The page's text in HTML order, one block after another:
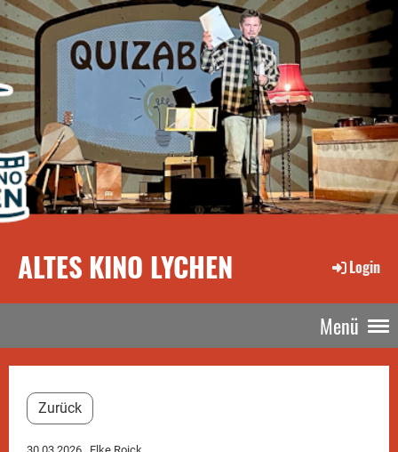
ALTES KINO LYCHEN Login
Menü
Zurück